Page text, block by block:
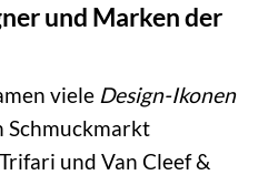
und Marken der
viele Design-Ikonen
Schmuckmarkt
und Van Cleef &